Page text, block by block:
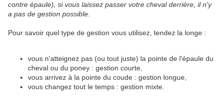
contre épaule), si vous laissez passer votre cheval derrière, il n'y
a pas de gestion possible.
Pour savoir quel type de gestion vous utilisez, tendez la longe :
vous n'atteignez pas (ou tout juste) la pointe de l'épaule du
cheval ou du poney : gestion courte,
vous arrivez à la pointe du coude : gestion longue,
vous changez tout le temps : gestion mixte.